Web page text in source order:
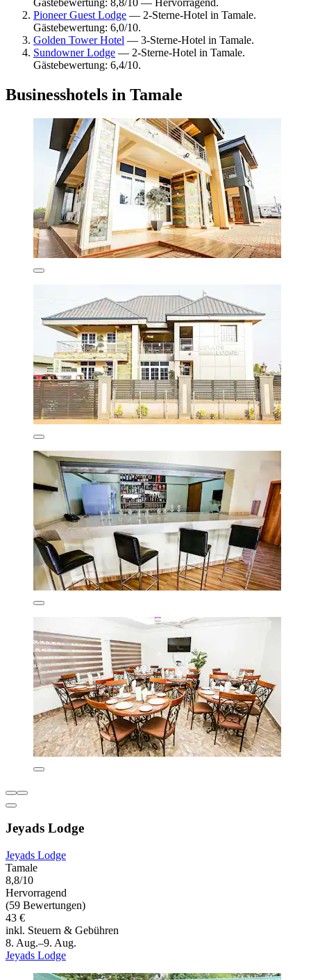
Gästebewertung: 8,8/10 — Hervorragend.
Pioneer Guest Lodge — 2-Sterne-Hotel in Tamale.
Gästebewertung: 6,0/10.
Golden Tower Hotel — 3-Sterne-Hotel in Tamale.
Sundowner Lodge — 2-Sterne-Hotel in Tamale.
Gästebewertung: 6,4/10.
Businesshotels in Tamale
Jeyads Lodge
Jeyads Lodge
Tamale
8,8/10
Hervorragend
(59 Bewertungen)
43 €
inkl. Steuern & Gebühren
8. Aug.–9. Aug.
Jeyads Lodge